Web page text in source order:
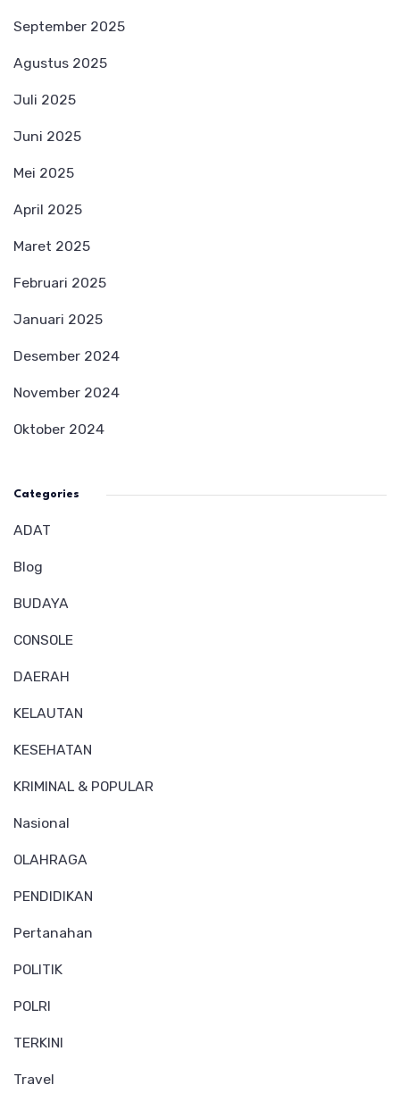
September 2025
Agustus 2025
Juli 2025
Juni 2025
Mei 2025
April 2025
Maret 2025
Februari 2025
Januari 2025
Desember 2024
November 2024
Oktober 2024
Categories
ADAT
Blog
BUDAYA
CONSOLE
DAERAH
KELAUTAN
KESEHATAN
KRIMINAL & POPULAR
Nasional
OLAHRAGA
PENDIDIKAN
Pertanahan
POLITIK
POLRI
TERKINI
Travel